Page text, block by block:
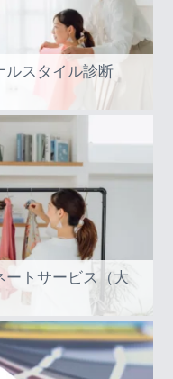
ルスタイル診断
ートサービス（大